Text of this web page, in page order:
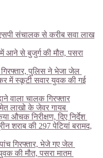
संचालक से करीब सवा लाख
आने से बुजुर्ग की मौत, पसरा
पुलिस ने भेजा जेल
में स्कूटी सवार युवक की गई
वाला चालक गिरफ्तार
लाखो के जेवर गायब
औचक निरीक्षण, दिए निर्देश
शराब की 297 पेटियां बरामद,
गिरफ्तार, भेजे गए जेल
की मौत, पसरा मातम